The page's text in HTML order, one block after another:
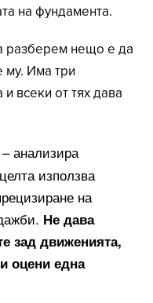
на фундамента.
разберем нещо е да
му. Има три
всеки от тях дава
– анализира
използва
на
Не дава
зад движенията,
оцени една